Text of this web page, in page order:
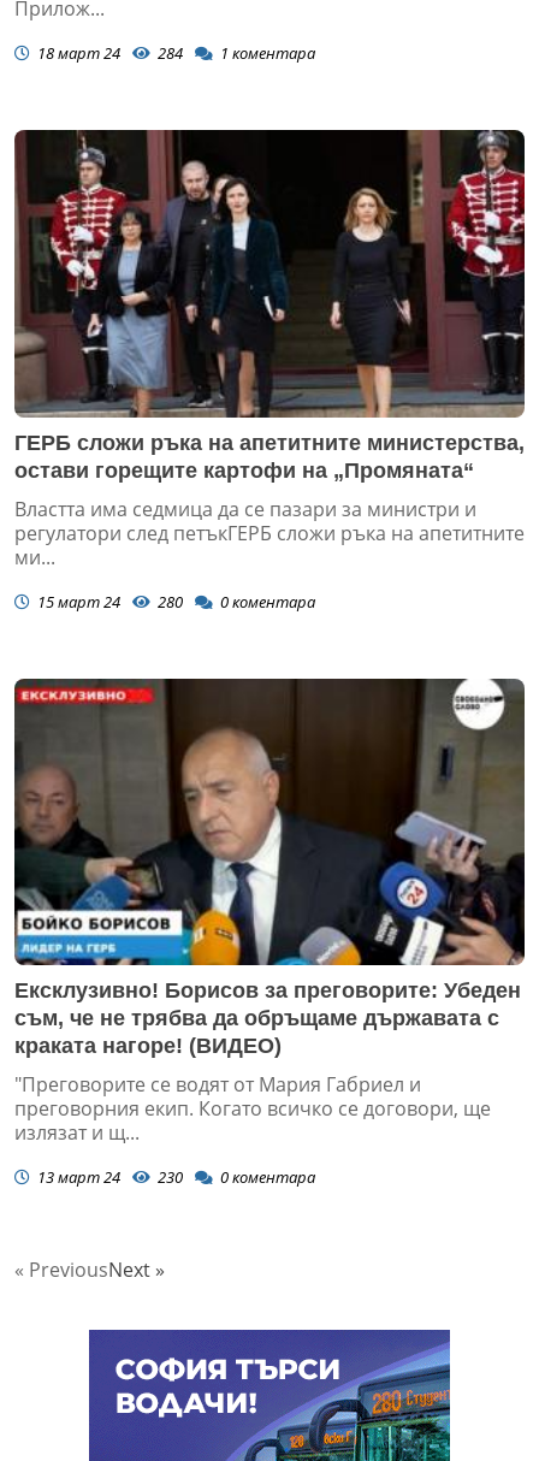
Прилож...
18 март 24 284 1 коментара
ГЕРБ сложи ръка на апетитните министерства,
остави горещите картофи на „Промяната“
Властта има седмица да се пазари за министри и
регулатори след петъкГЕРБ сложи ръка на апетитните
ми...
15 март 24 280 0коментара
Ексклузивно! Борисов за преговорите: Убеден
съм, че не трябва да обръщаме държавата с
краката нагоре! (ВИДЕО)
"Преговорите се водят от Мария Габриел и
преговорния екип. Когато всичко се договори, ще
излязат и щ...
13 март 24 230 0коментара
« PreviousNext »